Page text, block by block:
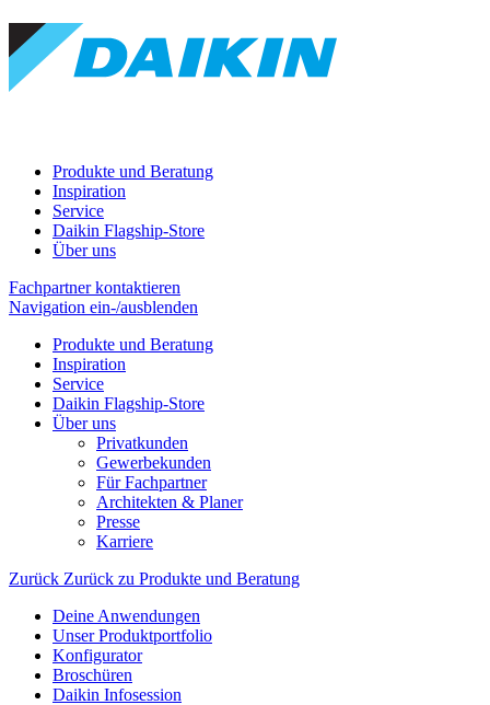
Produkte und Beratung
Inspiration
Service
Daikin Flagship-Store
Über uns
Fachpartner kontaktieren
Navigation ein-/ausblenden
Produkte und Beratung
Inspiration
Service
Daikin Flagship-Store
Über uns
Privatkunden
Gewerbekunden
Für Fachpartner
Architekten & Planer
Presse
Karriere
Zurück Zurück zu Produkte und Beratung
Deine Anwendungen
Unser Produktportfolio
Konfigurator
Broschüren
Daikin Infosession